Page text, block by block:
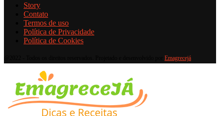
Story
Contato
Termos de uso
Política de Privacidade
Política de Cookies
Emagrecejá